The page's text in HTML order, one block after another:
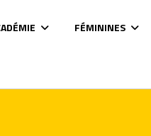
FÉMININES